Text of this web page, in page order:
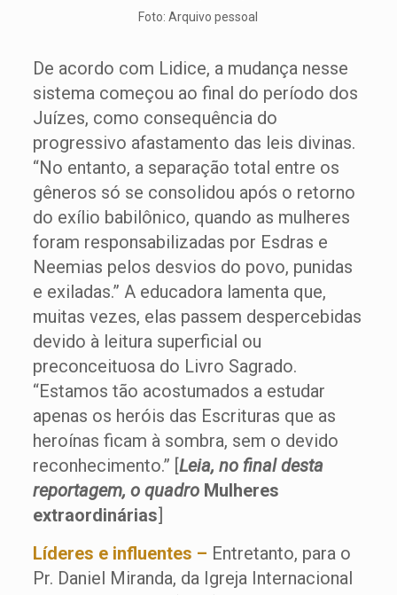
Foto: Arquivo pessoal
De acordo com Lidice, a mudança nesse
sistema começou ao final do período dos
Juízes, como consequência do
progressivo afastamento das leis divinas.
“No entanto, a separação total entre os
gêneros só se consolidou após o retorno
do exílio babilônico, quando as mulheres
foram responsabilizadas por Esdras e
Neemias pelos desvios do povo, punidas
e exiladas.” A educadora lamenta que,
muitas vezes, elas passem despercebidas
devido à leitura superficial ou
preconceituosa do Livro Sagrado.
“Estamos tão acostumados a estudar
apenas os heróis das Escrituras que as
heroínas ficam à sombra, sem o devido
reconhecimento.” [Leia, no final desta
reportagem, o quadro Mulheres
extraordinárias]
Líderes e influentes – Entretanto, para o
Pr. Daniel Miranda, da Igreja Internacional